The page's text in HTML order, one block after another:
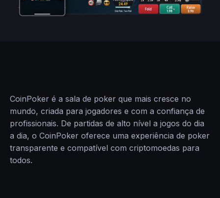
CoinPoker é a sala de poker que mais cresce no
mundo, criada para jogadores e com a confiança de
profissionais. De partidas de alto nível a jogos do dia
a dia, o CoinPoker oferece uma experiência de poker
transparente e compatível com criptomoedas para
todos.